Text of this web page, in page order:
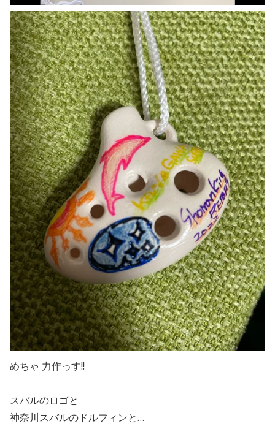
めちゃ 力作っす!!
スバルのロゴと
神奈川スバルのドルフィンと…